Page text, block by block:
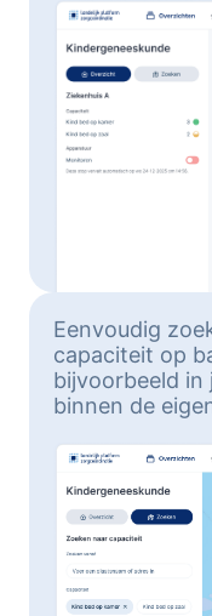
Eenvoudig
capaciteit op
bijvoorbeeld in
binnen de